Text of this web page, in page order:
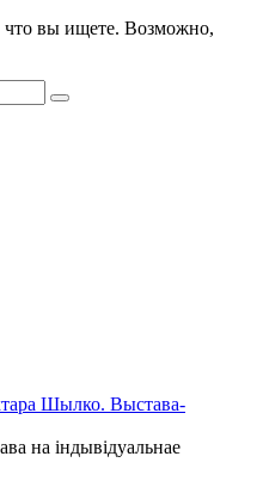
вы ищете. Возможно,
Шылко. Выстава-
на індывідуальнае